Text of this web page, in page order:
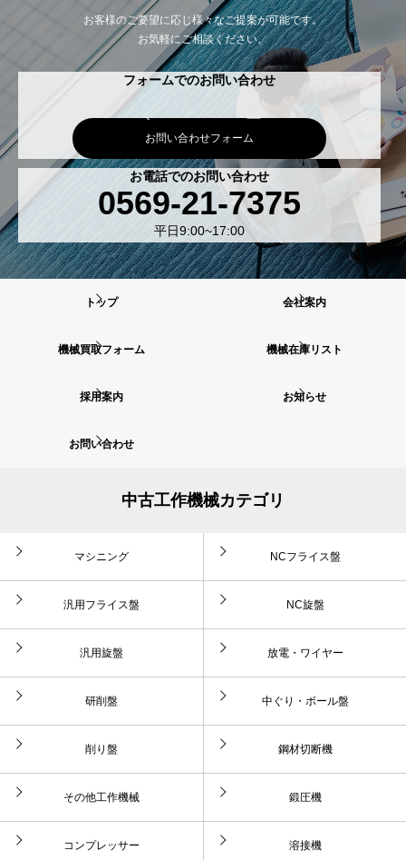
お客様のご要望に応じ様々なご提案が可能です。
お気軽にご相談ください。
フォームでのお問い合わせ
お問い合わせフォーム
お電話でのお問い合わせ
0569-21-7375
平日9:00~17:00
トップ 会社案内
機械買取フォーム 機械在庫リスト
採用案内 お知らせ
お問い合わせ
中古工作機械カテゴリ
マシニング NCフライス盤
汎用フライス盤 NC旋盤
汎用旋盤 放電・ワイヤー
研削盤 中ぐり・ボール盤
削り盤 鋼材切断機
その他工作機械 鍛圧機
コンプレッサー 溶接機